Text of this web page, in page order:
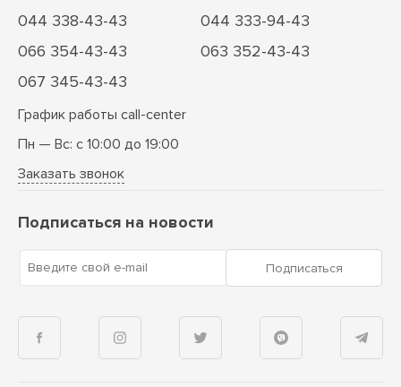
044 338-43-43
044 333-94-43
066 354-43-43
063 352-43-43
067 345-43-43
График работы call-center
Пн — Вс: с 10:00 до 19:00
Заказать звонок
Подписаться на новости
Введите свой e-mail Подписаться